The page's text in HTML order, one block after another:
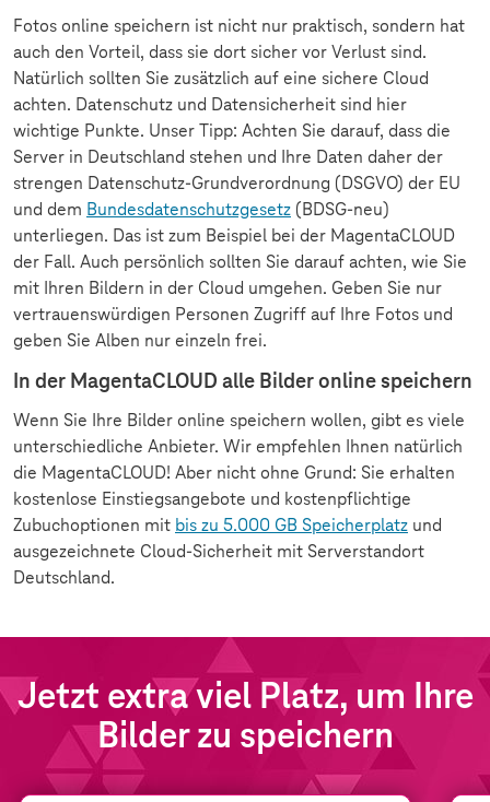
Fotos online speichern ist nicht nur praktisch, sondern hat
auch den Vorteil, dass sie dort sicher vor Verlust sind.
Natürlich sollten Sie zusätzlich auf eine sichere Cloud
achten. Datenschutz und Datensicherheit sind hier
wichtige Punkte. Unser Tipp: Achten Sie darauf, dass die
Server in Deutschland stehen und Ihre Daten daher der
strengen Datenschutz-Grundverordnung (DSGVO) der EU
und dem Bundesdatenschutzgesetz (BDSG-neu)
unterliegen. Das ist zum Beispiel bei der MagentaCLOUD
der Fall. Auch persönlich sollten Sie darauf achten, wie Sie
mit Ihren Bildern in der Cloud umgehen. Geben Sie nur
vertrauenswürdigen Personen Zugriff auf Ihre Fotos und
geben Sie Alben nur einzeln frei.
In der MagentaCLOUD alle Bilder online speichern
Wenn Sie Ihre Bilder online speichern wollen, gibt es viele
unterschiedliche Anbieter. Wir empfehlen Ihnen natürlich
die MagentaCLOUD! Aber nicht ohne Grund: Sie erhalten
kostenlose Einstiegsangebote und kostenpflichtige
Zubuchoptionen mit bis zu 5.000 GB Speicherplatz und
ausgezeichnete Cloud-Sicherheit mit Serverstandort
Deutschland.
Jetzt extra viel Platz, um Ihre
Bilder zu speichern